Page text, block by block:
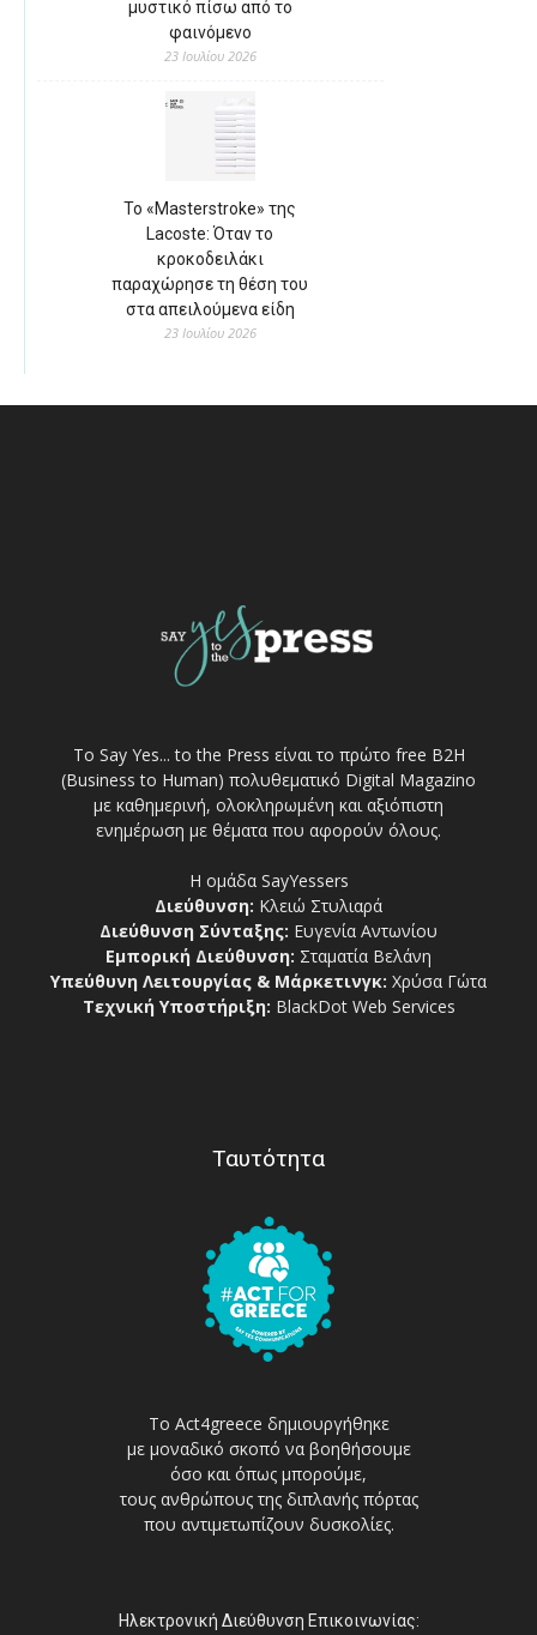
μυστικό πίσω από το
φαινόμενο
23 Ιουλίου 2026
Το «Masterstroke» της
Lacoste: Όταν το
κροκοδειλάκι
παραχώρησε τη θέση του
στα απειλούμενα είδη
23 Ιουλίου 2026
Το Say Yes... to the Press είναι το πρώτο free Β2Η
(Business to Human) πολυθεματικό Digital Magazino
με καθημερινή, ολοκληρωμένη και αξιόπιστη
ενημέρωση με θέματα που αφορούν όλους.
Η ομάδα SayYessers
Διεύθυνση: Κλειώ Στυλιαρά
Διεύθυνση Σύνταξης: Ευγενία Αντωνίου
Εμπορική Διεύθυνση: Σταματία Βελάνη
Υπεύθυνη Λειτουργίας & Μάρκετινγκ: Χρύσα Γώτα
Τεχνική Υποστήριξη: BlackDot Web Services
Ταυτότητα
Το Act4greece δημιουργήθηκε
με μοναδικό σκοπό να βοηθήσουμε
όσο και όπως μπορούμε,
τους ανθρώπους της διπλανής πόρτας
που αντιμετωπίζουν δυσκολίες.
Ηλεκτρονική Διεύθυνση Επικοινωνίας: